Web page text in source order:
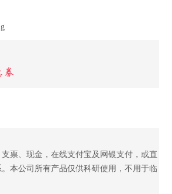
票、现金，在线支付宝及网银支付，或直
本公司所有产品仅供科研使用，不用于临